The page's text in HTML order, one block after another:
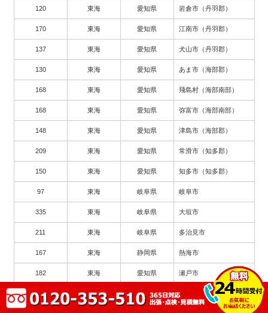
120 東海 愛知県 岩倉市（丹羽郡）
170 東海 愛知県 江南市（丹羽郡）
137 東海 愛知県 犬山市（丹羽郡）
130 東海 愛知県 あま市（海部郡）
168 東海 愛知県 飛島村（海部南部）
168 東海 愛知県 弥富市（海部南部）
148 東海 愛知県 津島市（海部郡）
209 東海 愛知県 常滑市（知多郡）
150 東海 愛知県 知多市（知多郡）
97 東海 岐阜県 岐阜市
335 東海 岐阜県 大垣市
211 東海 岐阜県 多治見市
167 東海 静岡県 熱海市
182 東海 愛知県 瀬戸市
263 東海 愛知県 豊川市